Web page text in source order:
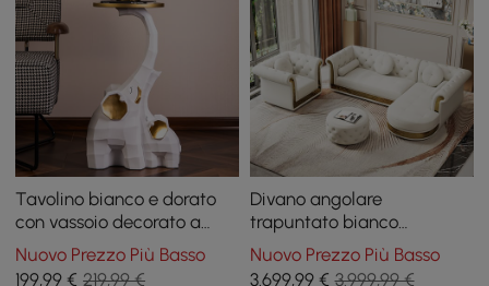
Tavolino bianco e dorato
con vassoio decorato a
forma di elefante
Nuovo Prezzo Più Basso
199,99 € 219,99 €
Divano angolare
trapuntato bianco
moderno a forma di L
Dodiy a 6 posti con pouf e
Nuovo Prezzo Più Basso
3.699,99€ 3.999,99 €